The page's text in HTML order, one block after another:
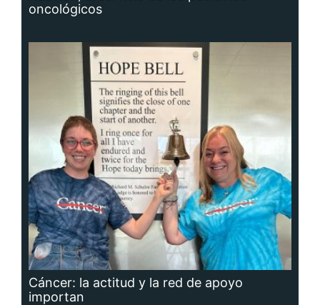
oncológicos
Cáncer: la actitud y la red de apoyo
importan